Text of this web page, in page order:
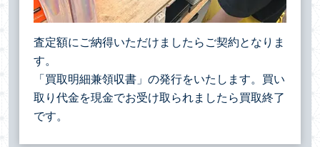
査定額にご納得いただけましたらご契約となりま
す。
「買取明細兼領収書」の発行をいたします。買い
取り代金を現金でお受け取られましたら買取終了
です。